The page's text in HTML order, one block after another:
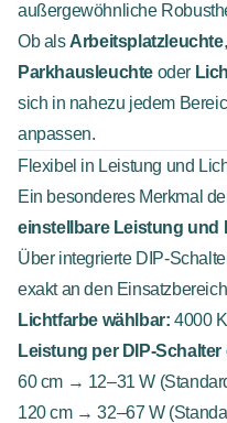
außergewöhnliche
Ob als Arbeitsplatzleuchte,
Parkhausleuchte oder
sich in nahezu jedem
anpassen.
Flexibel in Leistung und
Ein besonderes Merkmal
einstellbare Leistung und
Über integrierte DIP-
exakt an den
Lichtfarbe wählbar: 4000
Leistung per DIP-Schalter
60 cm → 12–31 W
120 cm → 32–67 W